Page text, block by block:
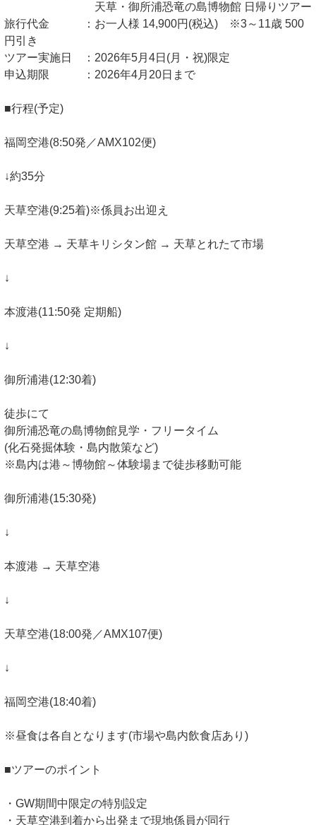
天草・御所浦恐竜の島博物館 日帰りツアー
旅行代金 ：お一人様 14,900円(税込) ※3～11歳 500
円引き
ツアー実施日 ：2026年5月4日(月・祝)限定
申込期限 ：2026年4月20日まで
■行程(予定)
福岡空港(8:50発／AMX102便)
↓約35分
天草空港(9:25着)※係員お出迎え
天草空港 → 天草キリシタン館 → 天草とれたて市場
↓
本渡港(11:50発 定期船)
↓
御所浦港(12:30着)
徒歩にて
御所浦恐竜の島博物館見学・フリータイム
(化石発掘体験・島内散策など)
※島内は港～博物館～体験場まで徒歩移動可能
御所浦港(15:30発)
↓
本渡港 → 天草空港
↓
天草空港(18:00発／AMX107便)
↓
福岡空港(18:40着)
※昼食は各自となります(市場や島内飲食店あり)
■ツアーのポイント
・GW期間中限定の特別設定
・天草空港到着から出発まで現地係員が同行